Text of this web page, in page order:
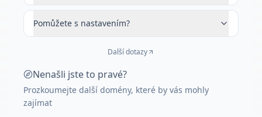
Pomůžete s nastavením?
Další dotazy
Nenašli jste to pravé?
Prozkoumejte další domény, které by vás mohly
zajímat